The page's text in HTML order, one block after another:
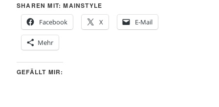
SHAREN MIT: MAINSTYLE
Facebook
X E-Mail
Mehr
GEFÄLLT MIR: